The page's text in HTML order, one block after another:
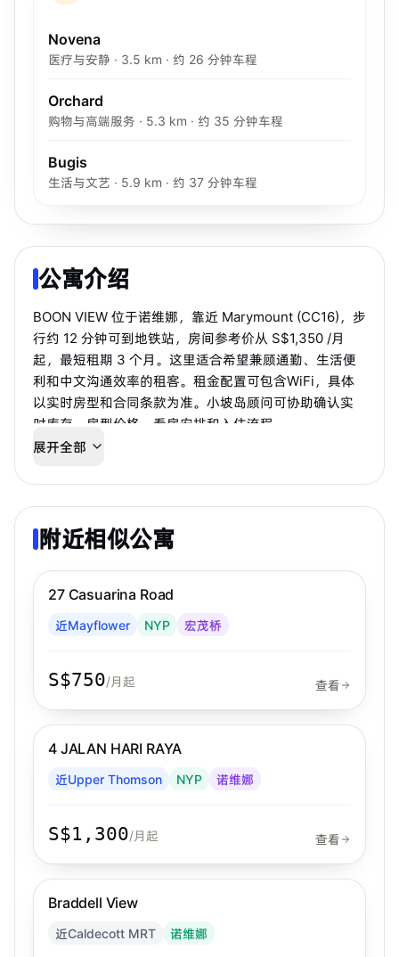
Novena
医疗与安静 · 3.5 km · 约 26 分钟车程
Orchard
购物与高端服务 · 5.3 km · 约 35 分钟车程
Bugis
生活与文艺 · 5.9 km · 约 37 分钟车程
公寓介绍
BOON VIEW 位于诺维娜，靠近 Marymount (CC16)，步
行约 12 分钟可到地铁站，房间参考价从 S$1,350 /月
起，最短租期 3 个月。这里适合希望兼顾通勤、生活便
利和中文沟通效率的租客。租金配置可包含WiFi，具体
以实时房型和合同条款为准。小坡岛顾问可协助确认实
时库存、房型价格、看房安排和入住流程。
展开全部
附近相似公寓
步行 19 分钟到 MRT
27 Casuarina Road
近Mayflower NYP 宏茂桥
S$750/月起
查看
4 JALAN HARI RAYA
近Upper Thomson NYP 诺维娜
S$1,300/月起
查看
Braddell View
近Caldecott MRT 诺维娜